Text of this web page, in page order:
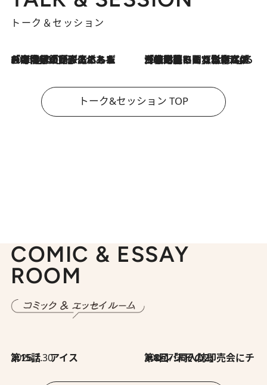
トーク＆セッション
2026.8.3
「今後値上げがあるとすれば…」「リスクがあるのは今年の冬」エネルギー専門家が語る、ホルムズ海峡封鎖が家庭にもたらす“ある心配” 2026.8.3
「住宅建てられない…」「サーチャージ料の高値が続いている」ホルムズ海峡封鎖による影響はいつまで続く？《エネルギー専門家に聞く“どうなる日本の暮らし”》
トーク&セッション TOP
COMIC & ESSAY
ROOM
2026.7.30
第15話 アイス 2026.7.30
第8回「同人誌即売会にチャレンジ その2」